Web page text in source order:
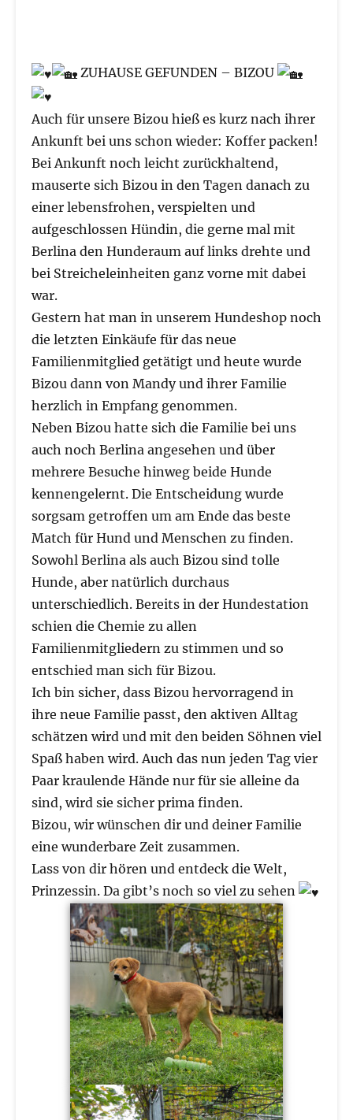
ZUHAUSE GEFUNDEN – BIZOU
Auch für unsere Bizou hieß es kurz nach ihrer
Ankunft bei uns schon wieder: Koffer packen!
Bei Ankunft noch leicht zurückhaltend,
mauserte sich Bizou in den Tagen danach zu
einer lebensfrohen, verspielten und
aufgeschlossen Hündin, die gerne mal mit
Berlina den Hunderaum auf links drehte und
bei Streicheleinheiten ganz vorne mit dabei
war.
Gestern hat man in unserem Hundeshop noch
die letzten Einkäufe für das neue
Familienmitglied getätigt und heute wurde
Bizou dann von Mandy und ihrer Familie
herzlich in Empfang genommen.
Neben Bizou hatte sich die Familie bei uns
auch noch Berlina angesehen und über
mehrere Besuche hinweg beide Hunde
kennengelernt. Die Entscheidung wurde
sorgsam getroffen um am Ende das beste
Match für Hund und Menschen zu finden.
Sowohl Berlina als auch Bizou sind tolle
Hunde, aber natürlich durchaus
unterschiedlich. Bereits in der Hundestation
schien die Chemie zu allen
Familienmitgliedern zu stimmen und so
entschied man sich für Bizou.
Ich bin sicher, dass Bizou hervorragend in
ihre neue Familie passt, den aktiven Alltag
schätzen wird und mit den beiden Söhnen viel
Spaß haben wird. Auch das nun jeden Tag vier
Paar kraulende Hände nur für sie alleine da
sind, wird sie sicher prima finden.
Bizou, wir wünschen dir und deiner Familie
eine wunderbare Zeit zusammen.
Lass von dir hören und entdeck die Welt,
Prinzessin. Da gibt’s noch so viel zu sehen